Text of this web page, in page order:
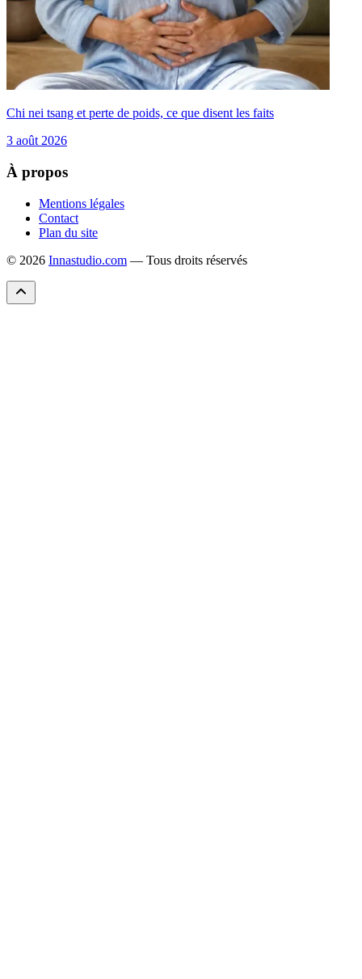
Chi nei tsang et perte de poids, ce que disent les faits
3 août 2026
À propos
Mentions légales
Contact
Plan du site
© 2026 Innastudio.com — Tous droits réservés